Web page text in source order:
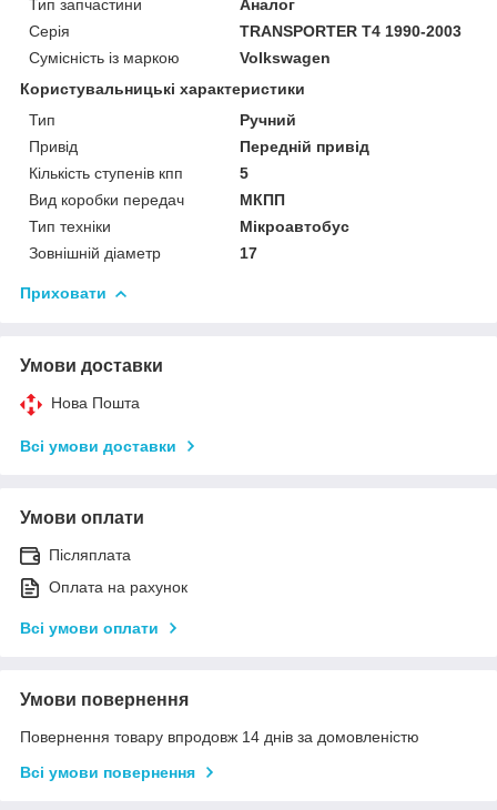
Тип запчастини
Аналог
Серія
TRANSPORTER T4 1990-2003
Сумісність із маркою
Volkswagen
Користувальницькі характеристики
Тип
Ручний
Привід
Передній привід
Кількість ступенів кпп
5
Вид коробки передач
МКПП
Тип техніки
Мікроавтобус
Зовнішній діаметр
17
Приховати
Умови доставки
Нова Пошта
Всі умови доставки
Умови оплати
Післяплата
Оплата на рахунок
Всі умови оплати
Умови повернення
Повернення товару впродовж 14 днів за домовленістю
Всі умови повернення